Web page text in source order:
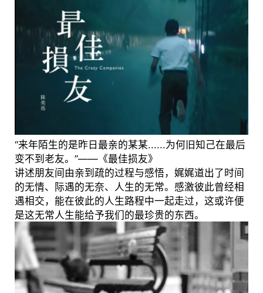
“来年陌生的是昨日最亲的某某......为何旧知己在最后
变不到老友。”——《最佳损友》
讲述朋友间由亲到疏的过程与感悟，娓娓道出了时间
的无情、际遇的无奈、人生的无常。感激彼此曾经相
遇相交，能在彼此的人生路程中一起走过，这或许便
是这无常人生能给予我们的最珍贵的东西。